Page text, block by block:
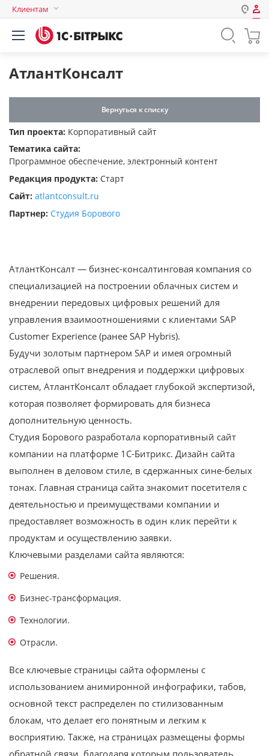
Клиентам
Авторизация
Пароль
компьютере
Забыли свой пароль?
АтлантКонсалт
Вернуться к списку
Тип проекта: Корпоративный сайт
Тематика сайта:
Программное обеспечение, электронный контент
Редакция продукта: Старт
Сайт: atlantconsult.ru
Партнер: Студия Борового
АтлантКонсалт — бизнес-консалтинговая компания со
специализацией на построении облачных систем и
внедрении передовых цифровых решений для
управления взаимоотношениями с клиентами SAP
Customer Experience (ранее SAP Hybris).
Будучи золотым партнером SAP и имея огромный
отраслевой опыт внедрения и поддержки цифровых
систем, АтлантКонсалт обладает глубокой экспертизой,
которая позволяет формировать для бизнеса
дополнительную ценность.
Студия Борового разработала корпоративный сайт
компании на платформе 1С-Битрикс. Дизайн сайта
выполнен в деловом стиле, в сдержанных сине-белых
тонах. Главная страница сайта знакомит посетителя с
деятельностью и преимуществами компании и
предоставляет возможность в один клик перейти к
продуктам и осуществлению заявки.
Ключевыми разделами сайта являются:
Решения.
Бизнес-трансформация.
Технологии.
Отрасли.
Все ключевые страницы сайта оформлены с
использованием анимиронной инфографики, табов,
основной текст распределен по стилизованным
блокам, что делает его понятным и легким к
восприятию. Также, на страницах размещены формы